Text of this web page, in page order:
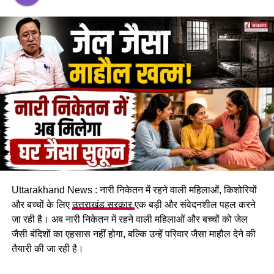
कार्यालय के एक हॉल में रहकर बिताई। प्रभावित लोगों का कहना है कि
पहाड़ी से बोल्डर गिरने का सिलसिला थम नहीं रहा है और ऐसे में किसी भी
समय बड़ा हादसा हो सकता है।
कचहरी कर्मचारी गोविंद सिंह नेगी के मुताबिक, जिस सरकारी आवास में पांच
परिवार रह रहे हैं, वो फिलहाल पूरी तरह सुरक्षित नहीं है। बोल्डर गिरने से
भवन को काफी नुकसान पहुंचा है और मौजूदा हालात में वहां रहना जोखिम
Uttarakhand News : नारी निकेतन में रहने वाली महिलाओं, किशोरियों
और बच्चों के लिएउत्तराखंड सरकारएक बड़ी और संवेदनशील पहल करने
जा रही है। अब नारी निकेतन में रहने वाली महिलाओं और बच्चों को जेल
जैसी बंदिशों का एहसास नहीं होगा, बल्कि उन्हें परिवार जैसा माहौल देने की
तैयारी की जा रही है।